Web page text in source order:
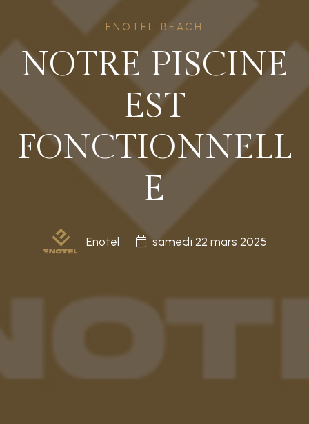
ENOTEL BEACH
NOTRE PISCINE
EST
FONCTIONNELL
E
Enotel samedi 22 mars 2025